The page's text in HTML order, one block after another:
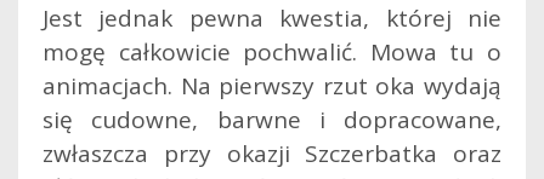
Jest jednak pewna kwestia, której nie
mogę całkowicie pochwalić. Mowa tu o
animacjach. Na pierwszy rzut oka wydają
się cudowne, barwne i dopracowane,
zwłaszcza przy okazji Szczerbatka oraz